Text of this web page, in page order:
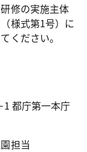
修の実施主体
様式第1号）に
ください。
1 都庁第一本庁
担当